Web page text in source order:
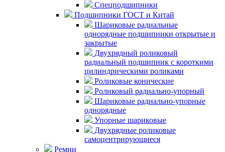
Спецподшипники
Подшипники ГОСТ и Китай
Шариковые радиальные
однорядные подшипники открытые и
закрытые
Двухрядный роликовый
радиальный подшипник с короткими
цилиндрическими роликами
Роликовые конические
Роликовый радиально-упорный
Шариковые радиально-упорные
однорядные
Упорные шариковые
Двухрядные роликовые
самоцентрирующиеся
Ремни